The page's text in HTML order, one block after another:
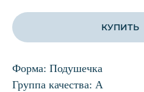
КУПИТЬ
Форма: Подушечка
Группа качества: А